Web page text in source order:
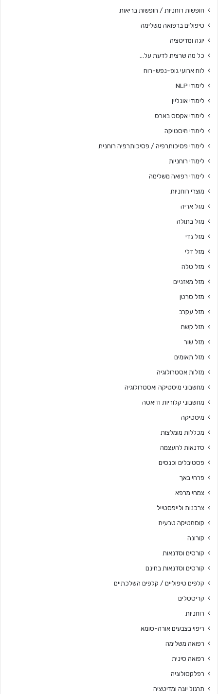
חופשות רוחניות / חופשות בריאות
טיפולים ברפואה משלימה
יוגה ומדיטציה
כל מה שרצית לדעת על…
לוח ארועי גופ-נפש-רוח
לימודי NLP
לימודי אונליין
לימודי אקסס בארס
לימודי מיסטיקה
לימודי פסיכותרפיה / פסיכותרפיה רוחנית
לימודי רוחניות
לימודי רפואה משלימה
מוצרי רוחניות
מזל אריה
מזל בתולה
מזל גדי
מזל דלי
מזל טלה
מזל מאזניים
מזל סרטן
מזל עקרב
מזל קשת
מזל שור
מזל תאומים
מזלות אסטרולוגיה
מחשבוני מיסטיקה ואסטרולוגיה
מחשבוני קלוריות ודיאטה
מיסטיקה
מכללות מומלצות
סדנאות להעצמה
פסטיבלים וכנסים
פרחי באך
צמחי מרפא
צרכנות ולייפסטייל
קוסמטיקה טבעית
קורונה
קורסים וסדנאות
קורסים וסדנאות בחינם
קלפים טיפוליים / קלפים השלכתיים
קריסטלים
רוחניות
ריפוי בצבעים אורה-סומא
רפואה משלימה
רפואה סינית
רפלקסולוגיה
תרגול יוגה ומדיטציה